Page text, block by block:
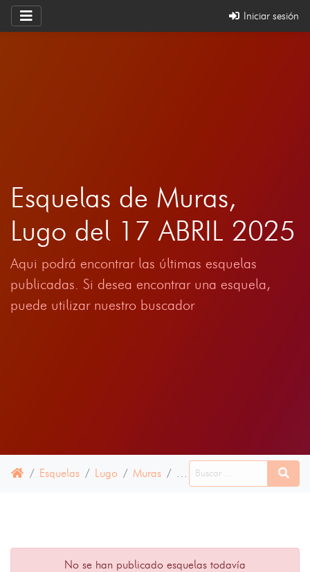
Iniciar sesión
Esquelas de Muras,
Lugo del 17 ABRIL 2025
Aqui podrá encontrar las últimas esquelas
publicadas. Si desea encontrar una esquela,
puede utilizar nuestro buscador
Esquelas Lugo Muras 17 ABRIL 2025
No se han publicado esquelas todavía